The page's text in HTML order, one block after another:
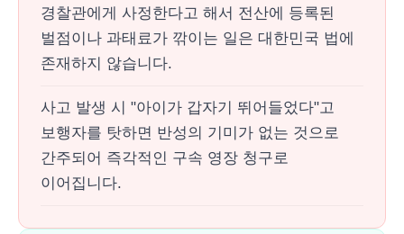
경찰관에게 사정한다고 해서 전산에 등록된
벌점이나 과태료가 깎이는 일은 대한민국 법에
존재하지 않습니다.
사고 발생 시 "아이가 갑자기 뛰어들었다"고
보행자를 탓하면 반성의 기미가 없는 것으로
간주되어 즉각적인 구속 영장 청구로
이어집니다.